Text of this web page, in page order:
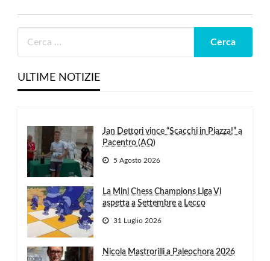
ULTIME NOTIZIE
Jan Dettori vince “Scacchi in Piazza!” a
Pacentro (AQ)
5 Agosto 2026
La Mini Chess Champions Liga Vi
aspetta a Settembre a Lecco
31 Luglio 2026
Nicola Mastrorilli a Paleochora 2026